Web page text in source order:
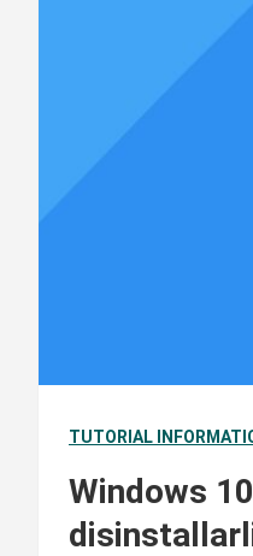
TUTORIAL
Windows